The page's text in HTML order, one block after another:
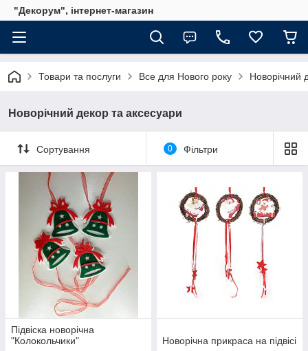
"Декорум", інтернет-магазин
Товари та послуги Все для Нового року Новорічний
Новорічний декор та аксесуари
Сортування 0 Фільтри
Підвіска новорічна
"Колокольчики"
Новорічна прикраса на підвісі